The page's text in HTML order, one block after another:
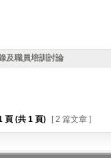
及職員培訓討論
頁 (共 1 頁) [ 2 篇文章 ]